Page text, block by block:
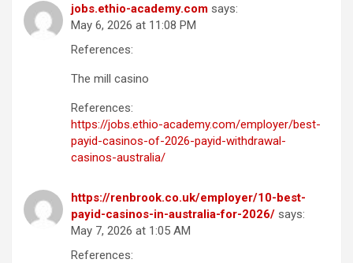
jobs.ethio-academy.com says:
May 6, 2026 at 11:08 PM
References:
The mill casino
References:
https://jobs.ethio-academy.com/employer/best-
payid-casinos-of-2026-payid-withdrawal-
casinos-australia/
https://renbrook.co.uk/employer/10-best-
payid-casinos-in-australia-for-2026/ says:
May 7, 2026 at 1:05 AM
References: